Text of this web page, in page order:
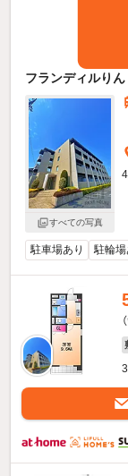
フランディルり
すべての写真
駐車場あり 駐輪場